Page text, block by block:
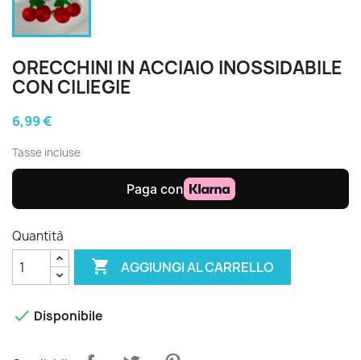
ORECCHINI IN ACCIAIO INOSSIDABILE
CON CILIEGIE
6,99 €
Tasse incluse
Quantità
 AGGIUNGI AL CARRELLO
 Disponibile